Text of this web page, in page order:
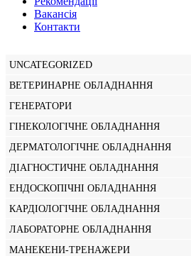
Вакансiя
Контакти
UNCATEGORIZED
ВЕТЕРИНАРНЕ ОБЛАДНАННЯ
ГЕНЕРАТОРИ
ГІНЕКОЛОГІЧНЕ ОБЛАДНАННЯ
ДЕРМАТОЛОГІЧНЕ ОБЛАДНАННЯ
ДІАГНОСТИЧНЕ ОБЛАДНАННЯ
ЕНДОСКОПІЧНІ ОБЛАДНАННЯ
КАРДІОЛОГІЧНЕ ОБЛАДНАННЯ
ЛАБОРАТОРНЕ ОБЛАДНАННЯ
МАНЕКЕНИ-ТРЕНАЖЕРИ